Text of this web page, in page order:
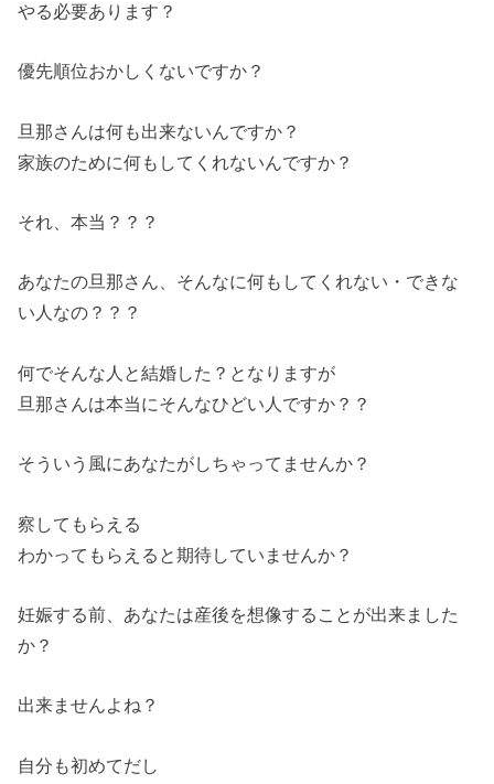
やる必要あります？
優先順位おかしくないですか？
旦那さんは何も出来ないんですか？
家族のために何もしてくれないんですか？
それ、本当？？？
あなたの旦那さん、そんなに何もしてくれない・できな
い人なの？？？
何でそんな人と結婚した？となりますが
旦那さんは本当にそんなひどい人ですか？？
そういう風にあなたがしちゃってませんか？
察してもらえる
わかってもらえると期待していませんか？
妊娠する前、あなたは産後を想像することが出来ました
か？
出来ませんよね？
自分も初めてだし